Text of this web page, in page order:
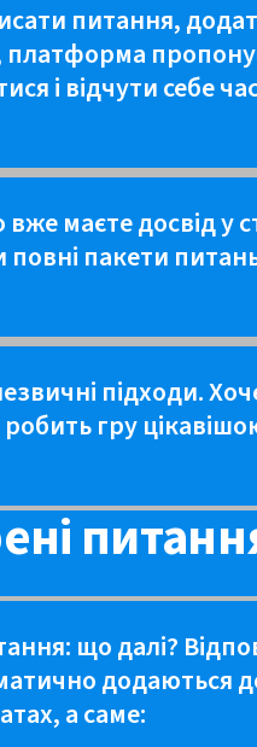
питання,
платформа
і відчути себе
маєте досвід у
пакети
підходи.
гру
що далі?
додаються
а саме: